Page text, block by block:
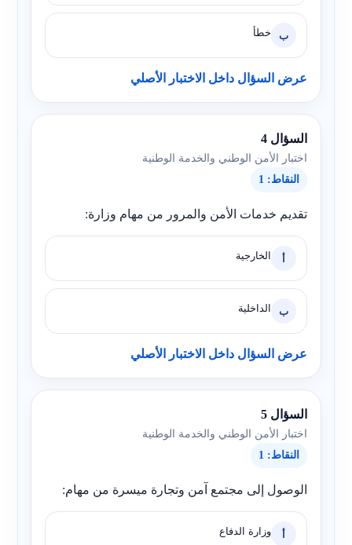
ب خطأ
عرض السؤال داخل الاختبار الأصلي
السؤال 4
اختبار الأمن الوطني والخدمة الوطنية
النقاط: 1
تقديم خدمات الأمن والمرور من مهام وزارة:
أ الخارجية
ب الداخلية
عرض السؤال داخل الاختبار الأصلي
السؤال 5
اختبار الأمن الوطني والخدمة الوطنية
النقاط: 1
الوصول إلى مجتمع آمن وتجارة ميسرة من مهام:
أ وزارة الدفاع